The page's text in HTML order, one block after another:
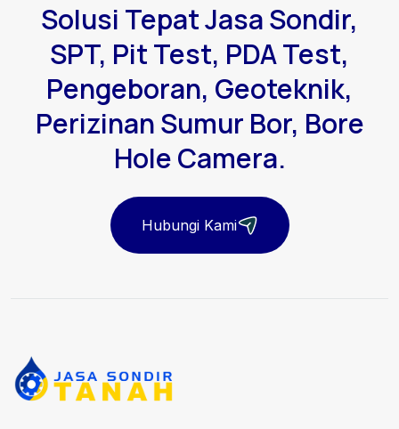
Solusi Tepat Jasa Sondir,
SPT, Pit Test, PDA Test,
Pengeboran, Geoteknik,
Perizinan Sumur Bor, Bore
Hole Camera.
Hubungi Kami